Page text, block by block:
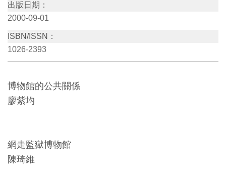
訊
教
育
動
文
創
出版日期：
2000-09-01
ISBN/ISSN：
1026-2393
博物館的公共關係
廖紫均
網走監獄博物館
陳琦維